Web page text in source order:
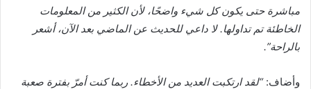
مباشرة حتى يكون كل شيء واضحًا، لأن الكثير من المعلومات
الخاطئة تم تداولها. لا داعي للحديث عن الماضي بعد الآن، أشعر
بالراحة”.
وأضاف:“لقد ارتكبت العديد من الأخطاء. ربما كنت أمرّ بفترة صعبة